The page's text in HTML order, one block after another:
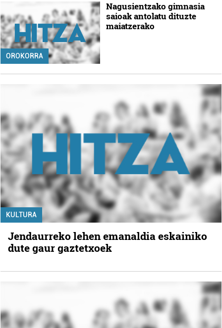
OROKORRA
Nagusientzako gimnasia
saioak antolatu dituzte
maiatzerako
KULTURA
Jendaurreko lehen emanaldia eskainiko
dute gaur gaztetxoek